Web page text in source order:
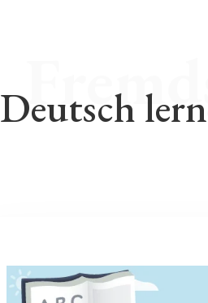
Deutsch